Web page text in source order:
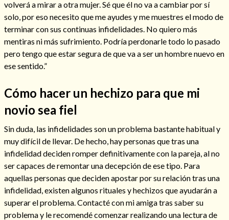
Endulzamiento
volverá a mirar a otra mujer. Sé que él no va a cambiar por sí
solo, por eso necesito que me ayudes y me muestres el modo de
terminar con sus continuas infidelidades. No quiero más
mentiras ni más sufrimiento. Podría perdonarle todo lo pasado
pero tengo que estar segura de que va a ser un hombre nuevo en
ese sentido.”
Cómo hacer un hechizo para que mi
novio sea fiel
Sin duda, las infidelidades son un problema bastante habitual y
muy difícil de llevar. De hecho, hay personas que tras una
infidelidad deciden romper definitivamente con la pareja, al no
ser capaces de remontar una decepción de ese tipo. Para
aquellas personas que deciden apostar por su relación tras una
infidelidad, existen algunos rituales y hechizos que ayudarán a
superar el problema. Contacté con mi amiga tras saber su
problema y le recomendé comenzar realizando una lectura de